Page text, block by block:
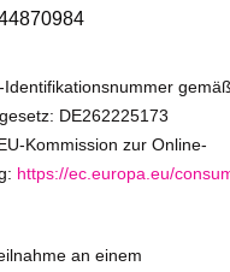
Identifikationsnummer
DE262225173
Kommission zur Online-
https://ec.europa.eu/
an einem